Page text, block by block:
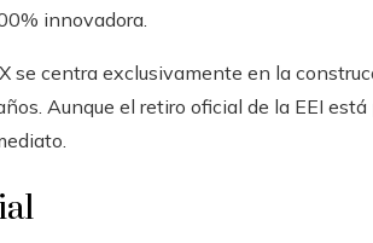
innovadora.
se centra exclusivamente en la
Aunque el retiro oficial de la EEI